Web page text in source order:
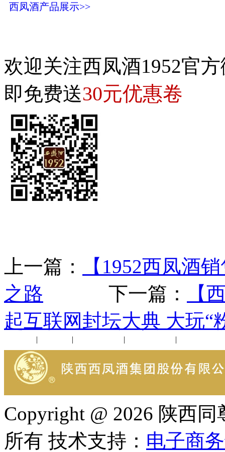
西凤酒产品展示>>
欢迎关注西凤酒1952官
即免费送30元优惠卷
上一篇：
【1952西凤酒
之路 下一篇：
【
起互联网封坛大典 大玩“
| | | |
Copyright @ 2026 陕西
所有 技术支持： 电子商